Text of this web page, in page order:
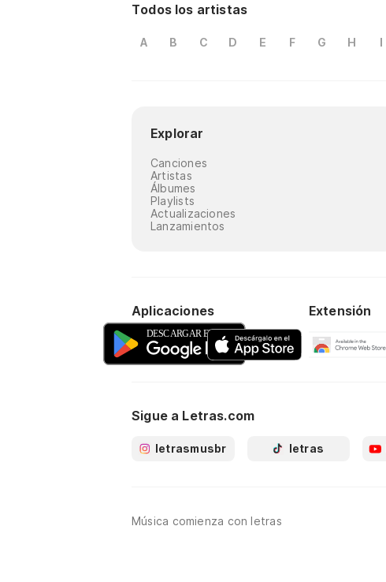
Todos los artistas
A B C D E F G H I
Explorar
Canciones
Artistas
Álbumes
Playlists
Actualizaciones
Lanzamientos
Aplicaciones Extensión
Sigue a Letras.com
letrasmusbr letras
Música comienza con letras